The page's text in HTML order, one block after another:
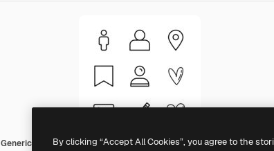
Generic Detailed OutlineBy clicking “Accept All Cookies”, you agree to the